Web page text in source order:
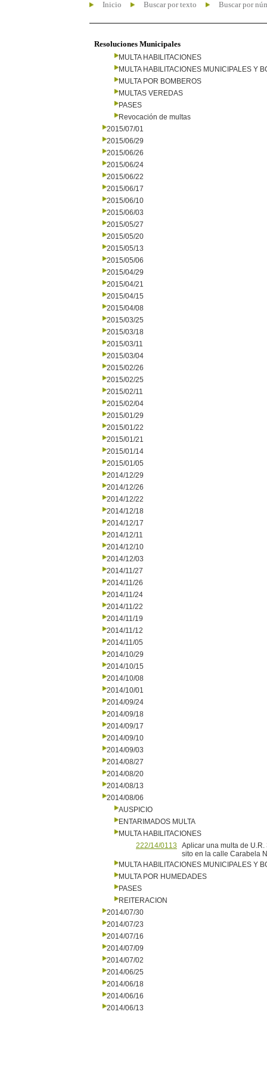
Inicio Buscar por texto Buscar por
Resoluciones Municipales
MULTA HABILITACIONES
MULTA HABILITACIONES MUNICIPALES Y
MULTA POR BOMBEROS
MULTAS VEREDAS
PASES
Revocación de multas
2015/07/01
2015/06/29
2015/06/26
2015/06/24
2015/06/22
2015/06/17
2015/06/10
2015/06/03
2015/05/27
2015/05/20
2015/05/13
2015/05/06
2015/04/29
2015/04/21
2015/04/15
2015/04/08
2015/03/25
2015/03/18
2015/03/11
2015/03/04
2015/02/26
2015/02/25
2015/02/11
2015/02/04
2015/01/29
2015/01/22
2015/01/21
2015/01/14
2015/01/05
2014/12/29
2014/12/26
2014/12/22
2014/12/18
2014/12/17
2014/12/11
2014/12/10
2014/12/03
2014/11/27
2014/11/26
2014/11/24
2014/11/22
2014/11/19
2014/11/12
2014/11/05
2014/10/29
2014/10/15
2014/10/08
2014/10/01
2014/09/24
2014/09/18
2014/09/17
2014/09/10
2014/09/03
2014/08/27
2014/08/20
2014/08/13
2014/08/06
AUSPICIO
ENTARIMADOS MULTA
MULTA HABILITACIONES
222/14/0113
Aplicar una multa de
sito en la calle Carabela
MULTA HABILITACIONES MUNICIPALES Y
MULTA POR HUMEDADES
PASES
REITERACION
2014/07/30
2014/07/23
2014/07/16
2014/07/09
2014/07/02
2014/06/25
2014/06/18
2014/06/16
2014/06/13